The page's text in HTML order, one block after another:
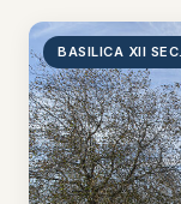
BASILICA XII SEC.